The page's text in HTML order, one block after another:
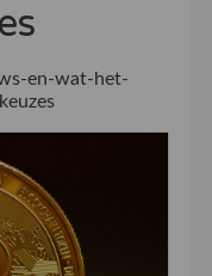
en-wat-het-